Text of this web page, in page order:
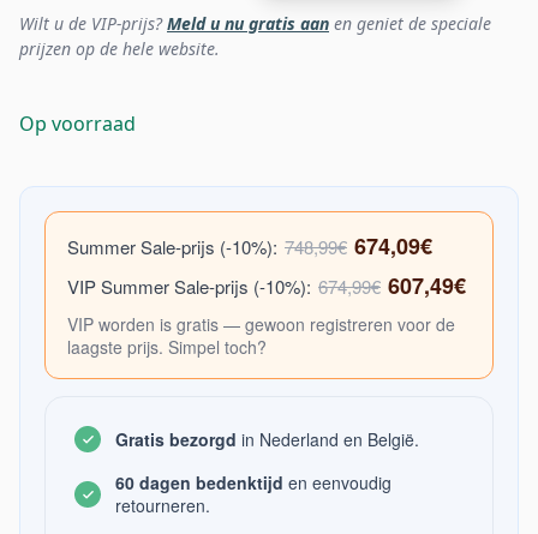
Wilt u de VIP-prijs?Meld u nu gratis aan en geniet de speciale
prijzen op de hele website.
Op voorraad
Summer Sale-prijs (-10%): 748,99€ 674,09€
VIP Summer Sale-prijs (-10%): 674,99€ 607,49€
VIP worden is gratis — gewoon registreren voor de
laagste prijs. Simpel toch?
Gratis bezorgd in Nederland en België.
60 dagen bedenktijd en eenvoudig
retourneren.